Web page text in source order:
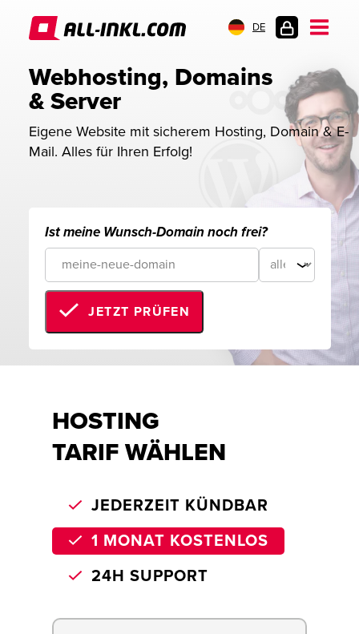
DE
Webhosting, Domains
& Server
Eigene Website mit sicherem Hosting, Domain & E-
Mail. Alles für Ihren Erfolg!
Ist meine Wunsch-Domain noch frei?
JETZT PRÜFEN
HOSTING
TARIF WÄHLEN
JEDERZEIT KÜNDBAR
1 MONAT KOSTENLOS
24H SUPPORT